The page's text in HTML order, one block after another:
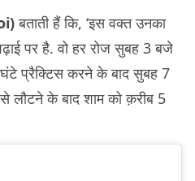
बताती हैं कि, ‘इस वक्त उनका
पर है. वो हर रोज सुबह 3 बजे
प्रैक्टिस करने के बाद सुबह 7
के बाद शाम को क़रीब 5